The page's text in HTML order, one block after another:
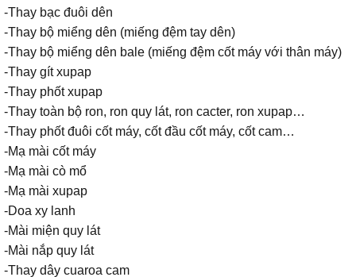
-Thay bạc đuôi dên
-Thay bộ miểng dên (miếng đệm tay dên)
-Thay bộ miểng dên bale (miếng đệm cốt máy với thân máy)
-Thay gít xupap
-Thay phốt xupap
-Thay toàn bộ ron, ron quy lát, ron cacter, ron xupap…
-Thay phốt đuôi cốt máy, cốt đầu cốt máy, cốt cam…
-Mạ mài cốt máy
-Mạ mài cò mổ
-Mạ mài xupap
-Doa xy lanh
-Mài miện quy lát
-Mài nắp quy lát
-Thay dây cuaroa cam